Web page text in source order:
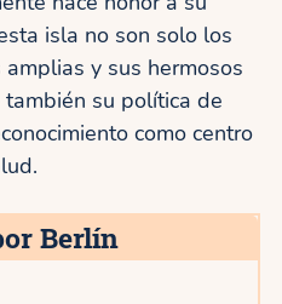
isla no son solo los
y sus hermosos
su política de
como centro
Berlín